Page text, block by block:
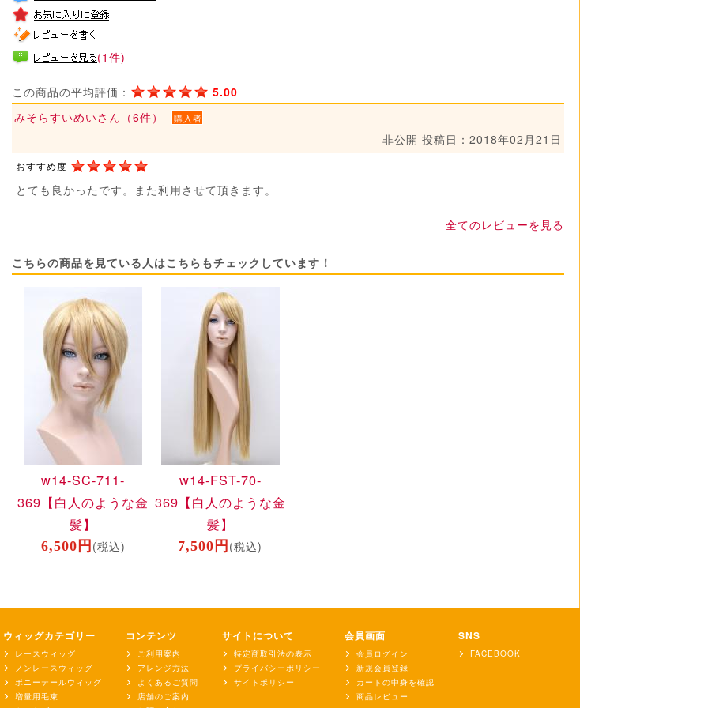
(1件)
この商品の平均評価：
5.00
みそらすいめいさん（6件）
購入者
非公開 投稿日：2018年02月21日
おすすめ度
とても良かったです。また利用させて頂きます。
全てのレビューを見る
こちらの商品を見ている人はこちらもチェックしています！
w14-SC-711-
369 【白人のような金
髪】
6,500円 (税込)
w14-FST-70-
369 【白人のような金
髪】
7,500円 (税込)
ウィッグカテゴリー
レースウィッグ
ノンレースウィッグ
ポニーテールウィッグ
増量用毛束
コンテンツ
ご利用案内
アレンジ方法
よくあるご質問
店舗のご案内
サイトについて
特定商取引法の表示
プライバシーポリシー
サイトポリシー
会員画面
会員ログイン
新規会員登録
カートの中身を確認
商品レビュー
SNS
FACEBOOK